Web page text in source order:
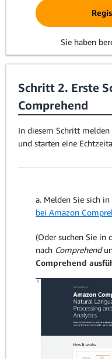
Sie haben
Schritt 2. Erste
Comprehend
In diesem Schritt
und starten eine
a. Melden Sie sich in
bei Amazon
(Oder suchen Sie in
nach Comprehend
Comprehend